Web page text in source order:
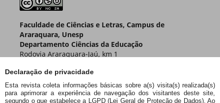
Declaração de privacidade
Esta revista coleta informações básicas sobre a(s) visita(s) realizada(s)
para aprimorar a experiência de navegação dos visitantes deste site,
segundo o que estabelece a LGPD (Lei Geral de Proteção de Dados). Ao
Faculdade de Ciências e Letras, Campus de
Araraquara, Unesp
Departamento Ciências da Educação
Rodovia Araraquara-Jaú, km 1
Araraquara – SP – Brasil